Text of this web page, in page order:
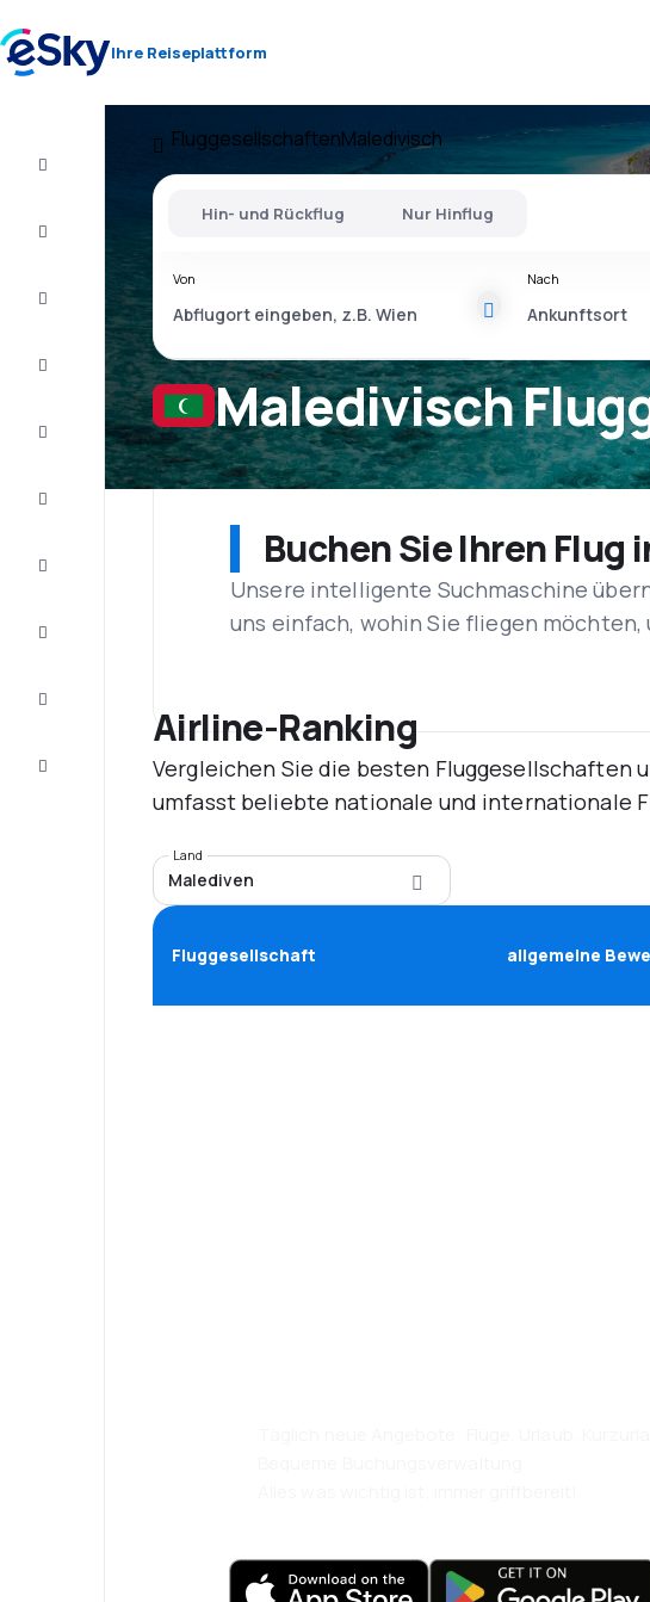
Ihre Reiseplattform
Kurzurlaub
Kundenservice
FluggesellschaftenMaledivisch
Maledivisch
Hin- und Rückflug Nur Hinflug
Von Nach
Buchen Sie Ihren
Unsere intelligente Suchmaschine
uns einfach, wohin Sie fliegen möchten,
Airline-Ranking
Vergleichen Sie die besten Fluggesellschaften
umfasst beliebte nationale und internationale
Land
Malediven
Fluggesellschaft allgemeine